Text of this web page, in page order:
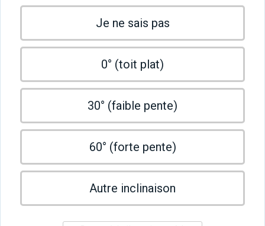
Je ne sais pas
0° (toit plat)
30° (faible pente)
60° (forte pente)
Autre inclinaison